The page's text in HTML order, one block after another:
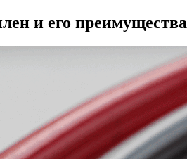
и его преимущества